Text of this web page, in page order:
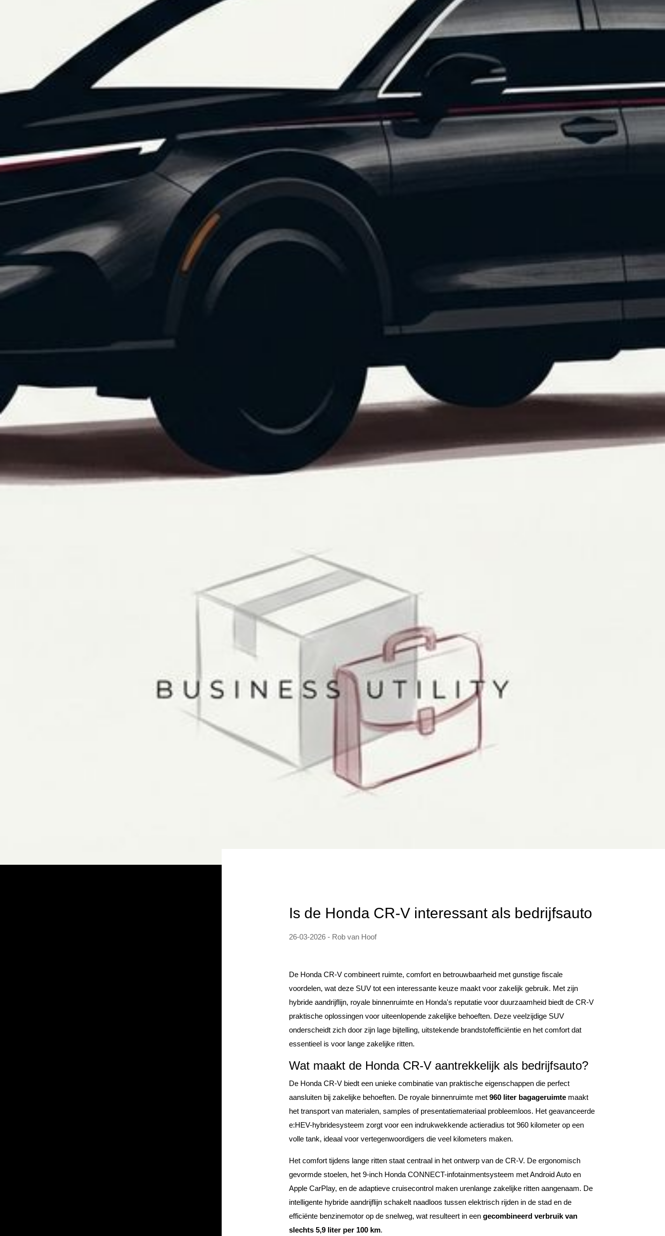
Is de Honda CR-V interessant als bedrijfsauto
26-03-2026 - Rob van Hoof
De Honda CR-V combineert ruimte, comfort en betrouwbaarheid met gunstige fiscale
voordelen, wat deze SUV tot een interessante keuze maakt voor zakelijk gebruik. Met zijn
hybride aandrijflijn, royale binnenruimte en Honda's reputatie voor duurzaamheid biedt de CR-V
praktische oplossingen voor uiteenlopende zakelijke behoeften. Deze veelzijdige SUV
onderscheidt zich door zijn lage bijtelling, uitstekende brandstofefficiëntie en het comfort dat
essentieel is voor lange zakelijke ritten.
Wat maakt de Honda CR-V aantrekkelijk als bedrijfsauto?
De Honda CR-V biedt een unieke combinatie van praktische eigenschappen die perfect
aansluiten bij zakelijke behoeften. De royale binnenruimte met 960 liter bagageruimtemaakt
het transport van materialen, samples of presentatiemateriaal probleemloos. Het geavanceerde
e:HEV-hybridesysteem zorgt voor een indrukwekkende actieradius tot 960 kilometer op een
volle tank, ideaal voor vertegenwoordigers die veel kilometers maken.
Het comfort tijdens lange ritten staat centraal in het ontwerp van de CR-V. De ergonomisch
gevormde stoelen, het 9-inch Honda CONNECT-infotainmentsysteem met Android Auto en
Apple CarPlay, en de adaptieve cruisecontrol maken urenlange zakelijke ritten aangenaam. De
intelligente hybride aandrijflijn schakelt naadloos tussen elektrisch rijden in de stad en de
efficiënte benzinemotor op de snelweg, wat resulteert in een gecombineerd verbruik van
slechts 5,9 liter per 100 km.